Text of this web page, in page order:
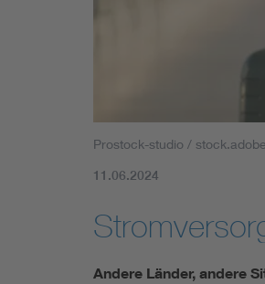
Prostock-studio /
11.06.2024
Andere Länder, andere